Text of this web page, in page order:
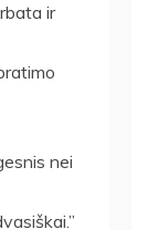
ir
nei